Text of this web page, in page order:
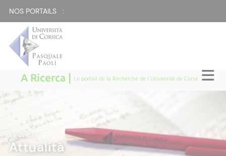
NOS PORTAILS :
A Ricerca | Le portail de la Recherche de l'Université de Corse
A RICERCA
Attualità